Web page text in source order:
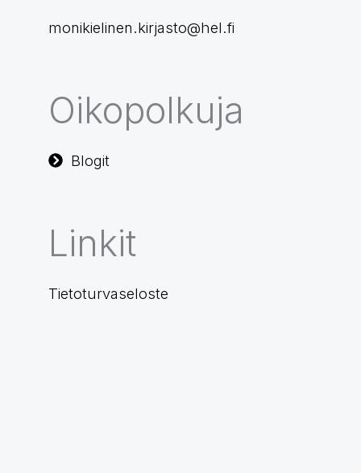
monikielinen.kirjasto@hel.fi
Oikopolkuja
Blogit
Linkit
Tietoturvaseloste